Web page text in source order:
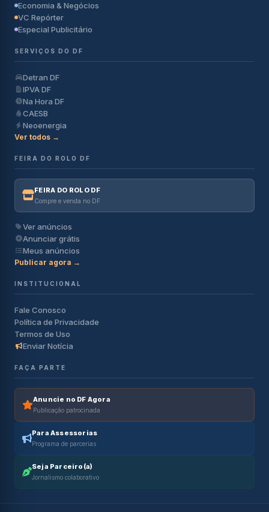
Economia & Negócios
VC Repórter
Especial Publicitário
SERVIÇOS DO DF
Detran DF
IPVA DF
Na Hora DF
CAESB
Neoenergia
Ver todos →
FEIRA DO ROLO DF
FEIRA DO ROLO DF
Compre e venda no DF
Ver anúncios
Anunciar grátis
Meus anúncios
Publicar agora →
INSTITUCIONAL
Fale Conosco
Política de Privacidade
Termos de Uso
Enviar Notícia
FAÇA PARTE
Anuncie no DF Agora
Publicação patrocinada
Para Assessorias
Programa de parcerias
Seja Parceiro(a)
Jornalismo colaborativo